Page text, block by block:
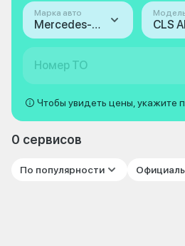
Марка авто
Mercedes-Benz CLS
Номер ТО
Чтобы увидеть цены, укажите
0 сервисов
По популярности